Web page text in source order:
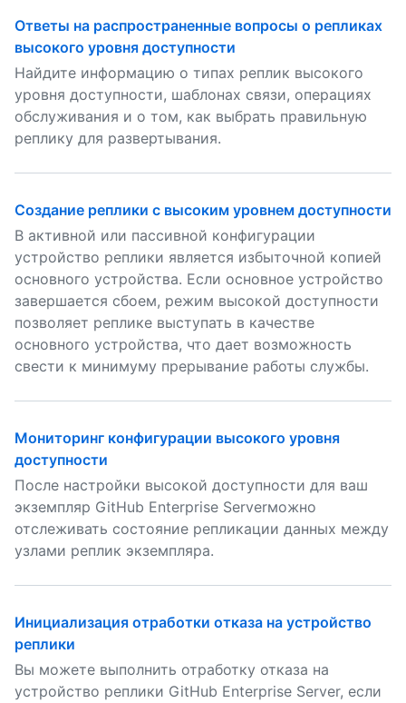
Ответы на распространенные вопросы о репликах
высокого уровня доступности
Найдите информацию о типах реплик высокого
уровня доступности, шаблонах связи, операциях
обслуживания и о том, как выбрать правильную
реплику для развертывания.
Создание реплики с высоким уровнем доступности
В активной или пассивной конфигурации
устройство реплики является избыточной копией
основного устройства. Если основное устройство
завершается сбоем, режим высокой доступности
позволяет реплике выступать в качестве
основного устройства, что дает возможность
свести к минимуму прерывание работы службы.
Мониторинг конфигурации высокого уровня
доступности
После настройки высокой доступности для ваш
экземпляр GitHub Enterprise Serverможно
отслеживать состояние репликации данных между
узлами реплик экземпляра.
Инициализация отработки отказа на устройство
реплики
Вы можете выполнить отработку отказа на
устройство реплики GitHub Enterprise Server, если